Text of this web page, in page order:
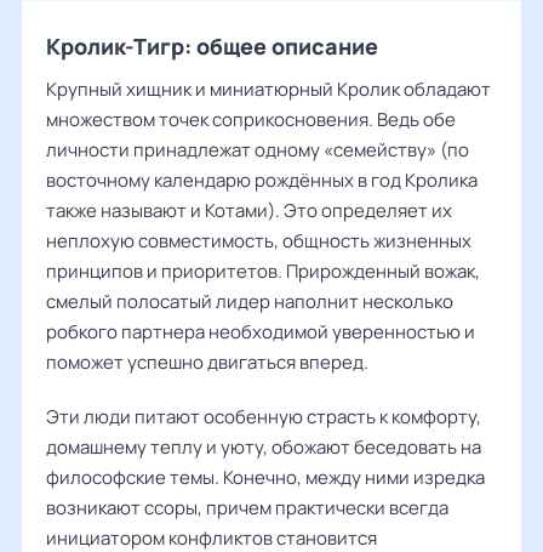
Кролик-Тигр: общее описание
Крупный хищник и миниатюрный Кролик обладают
множеством точек соприкосновения. Ведь обе
личности принадлежат одному «семейству» (по
восточному календарю рождённых в год Кролика
также называют и Котами). Это определяет их
неплохую совместимость, общность жизненных
принципов и приоритетов. Прирожденный вожак,
смелый полосатый лидер наполнит несколько
робкого партнера необходимой уверенностью и
поможет успешно двигаться вперед.
Эти люди питают особенную страсть к комфорту,
домашнему теплу и уюту, обожают беседовать на
философские темы. Конечно, между ними изредка
возникают ссоры, причем практически всегда
инициатором конфликтов становится